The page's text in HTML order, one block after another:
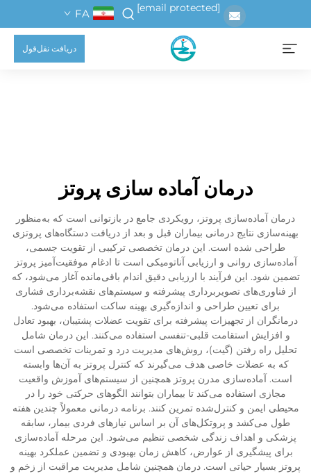
[email protected]
FA
دریافت نقل‌قول
درمان آماده سازی پروتز
درمان آماده‌سازی پروتز، رویکردی جامع در بازتوانی است که به‌منظور
بهینه‌سازی نتایج درمانی بیماران قبل و بعد از دریافت دستگاه‌های پروتزی
طراحی شده است. این درمان تخصصی ترکیبی از تقویت جسمی،
آماده‌سازی روانی و ارزیابی آناتومیکی است تا ادغام موفقیت‌آمیز پروتز
تضمین شود. این فرآیند با ارزیابی دقیق اندام باقی‌مانده آغاز می‌شود، که
از فناوری‌های تصویربرداری پیشرفته و سیستم‌های نقشه‌برداری فشاری
برای تعیین طراحی و اندازه‌گیری بهینه ساکت استفاده می‌شود.
درمانگران از تجهیزات پیشرفته برای تقویت عضلات پشتیبان، بهبود تعادل
و افزایش استقامت قلبی-تنفسی استفاده می‌کنند. این درمان شامل
تحلیل راه رفتن (گیت)، روش‌های مدیریت درد و تمرینات تخصصی است
که به عضلات خاصی هدف می‌گیرند که کنترل پروتز به آن‌ها وابسته
است. آماده‌سازی مدرن پروتز همچنین از سیستم‌های آموزش واقعیت
مجازی استفاده می‌کند تا بیماران بتوانند الگوهای حرکتی خود را در
محیطی ایمن و کنترل‌شده تمرین کنند. برنامه درمانی معمولاً چندین هفته
طول می‌کشد و پروتکل‌های آن بر اساس نیازهای فردی بیمار، سابقه
پزشکی و اهداف زندگی شخصی تنظیم می‌شود. این مرحله آماده‌سازی
برای پیشگیری از عوارض، کاهش زمان بهبودی و تضمین عملکرد بهینه
پروتز بسیار حیاتی است. درمان همچنین شامل مدیریت مراقبت از زخم و